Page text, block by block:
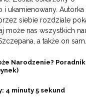
i ukamienowany. Autorka
siebie rozdziale
może nas wszystkich
a także on sam.
Narodzenie? Poradnik
4 minuty 5 sekund